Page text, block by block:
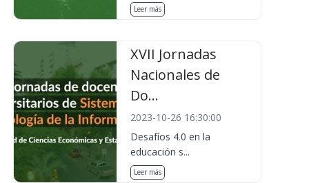
Leer más
XVII Jornadas
Nacionales de
Do...
2023-10-26 16:30:00
Desafíos 4.0 en la
educación s...
Leer más